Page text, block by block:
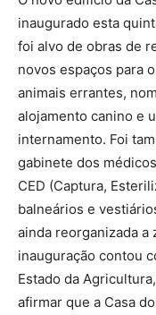
inaugurado esta
foi alvo de obras de
novos espaços para
animais errantes,
alojamento canino e
internamento. Foi
gabinete dos
CED (Captura,
balneários e
ainda reorganizada a
inauguração contou
Estado da
afirmar que a Casa